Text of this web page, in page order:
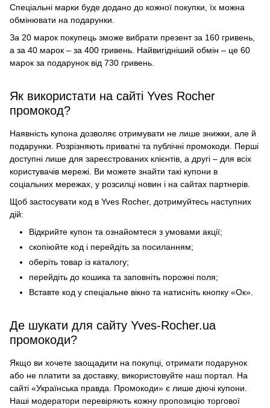
Спеціальні марки буде додано до кожної покупки, їх можна
обмінювати на подарунки.
За 20 марок покупець зможе вибрати презент за 160 гривень,
а за 40 марок – за 400 гривень. Найвигідніший обмін – це 60
марок за подарунок від 730 гривень.
Як використати на сайті Yves Rocher
промокод?
Наявність купона дозволяє отримувати не лише знижки, але й
подарунки. Розрізняють приватні та публічні промокоди. Перші
доступні лише для зареєстрованих клієнтів, а другі – для всіх
користувачів мережі. Ви можете знайти такі купони в
соціальних мережах, у розсилці новин і на сайтах партнерів.
Щоб застосувати код в Yves Rocher, дотримуйтесь наступних
дій:
Відкрийте купон та ознайомтеся з умовами акції;
скопіюйте код і перейдіть за посиланням;
оберіть товар із каталогу;
перейдіть до кошика та заповніть порожні поля;
Вставте код у спеціальне вікно та натисніть кнопку «Ок».
Де шукати для сайту Yves-Rocher.ua
промокоди?
Якщо ви хочете заощадити на покупці, отримати подарунок
або не платити за доставку, використовуйте наш портал. На
сайті «Українська правда. Промокоди» є лише діючі купони.
Наші модератори перевіряють кожну пропозицію торгової